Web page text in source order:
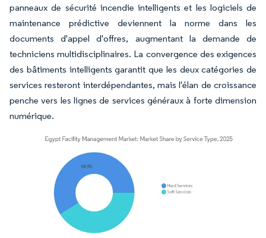
panneaux de sécurité incendie intelligents et les logiciels de
maintenance prédictive deviennent la norme dans les
documents d'appel d'offres, augmentant la demande de
techniciens multidisciplinaires. La convergence des exigences
des bâtiments intelligents garantit que les deux catégories de
services resteront interdépendantes, mais l'élan de croissance
penche vers les lignes de services généraux à forte dimension
numérique.